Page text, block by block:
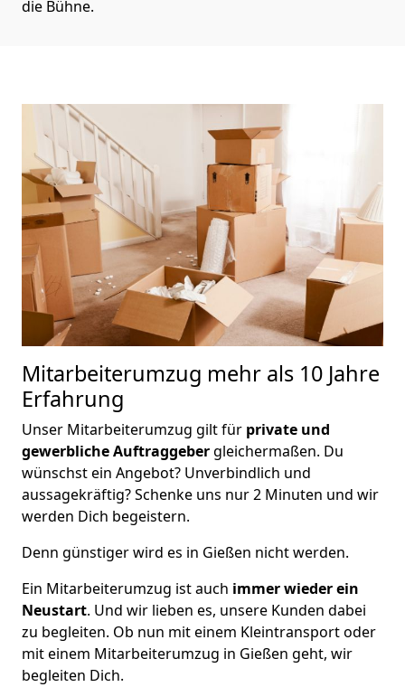
die Bühne.
Mitarbeiterumzug mehr als 10 Jahre
Erfahrung
Unser Mitarbeiterumzug gilt für private und
gewerbliche Auftraggebergleichermaßen. Du
wünschst ein Angebot? Unverbindlich und
aussagekräftig? Schenke uns nur 2 Minuten und wir
werden Dich begeistern.
Denn günstiger wird es in Gießen nicht werden.
Ein Mitarbeiterumzug ist auch immer wieder ein
Neustart. Und wir lieben es, unsere Kunden dabei
zu begleiten. Ob nun mit einem Kleintransport oder
mit einem Mitarbeiterumzug in Gießen geht, wir
begleiten Dich.